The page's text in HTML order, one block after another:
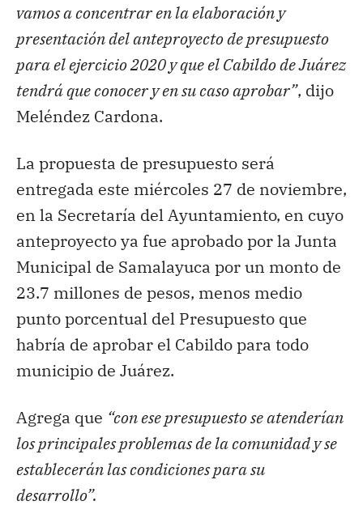
vamos a concentrar en la elaboración y
presentación del anteproyecto de presupuesto
para el ejercicio 2020 y que el Cabildo de Juárez
tendrá que conocer y en su caso aprobar”, dijo
Meléndez Cardona.
La propuesta de presupuesto será
entregada este miércoles 27 de noviembre,
en la Secretaría del Ayuntamiento, en cuyo
anteproyecto ya fue aprobado por la Junta
Municipal de Samalayuca por un monto de
23.7 millones de pesos, menos medio
punto porcentual del Presupuesto que
habría de aprobar el Cabildo para todo
municipio de Juárez.
Agrega que “con ese presupuesto se atenderían
los principales problemas de la comunidad y se
establecerán las condiciones para su
desarrollo”.